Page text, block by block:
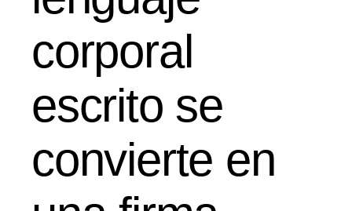
corporal
escrito se
convierte en